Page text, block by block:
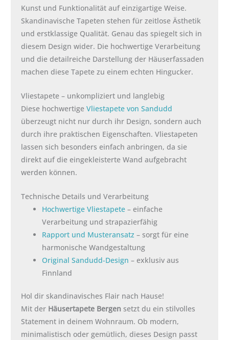
Kunst und Funktionalität auf einzigartige Weise.
Skandinavische Tapeten stehen für zeitlose Ästhetik
und erstklassige Qualität. Genau das spiegelt sich in
diesem Design wider. Die hochwertige Verarbeitung
und die detailreiche Darstellung der Häuserfassaden
machen diese Tapete zu einem echten Hingucker.
Vliestapete – unkompliziert und langlebig
Diese hochwertigeVliestapete von Sandudd
überzeugt nicht nur durch ihr Design, sondern auch
durch ihre praktischen Eigenschaften. Vliestapeten
lassen sich besonders einfach anbringen, da sie
direkt auf die eingekleisterte Wand aufgebracht
werden können.
Technische Details und Verarbeitung
Hochwertige Vliestapete – einfache
Verarbeitung und strapazierfähig
Rapport und Musteransatz – sorgt für eine
harmonische Wandgestaltung
Original Sandudd-Design – exklusiv aus
Finnland
Hol dir skandinavisches Flair nach Hause!
Mit der Häusertapete Bergen setzt du ein stilvolles
Statement in deinem Wohnraum. Ob modern,
minimalistisch oder gemütlich, dieses Design passt